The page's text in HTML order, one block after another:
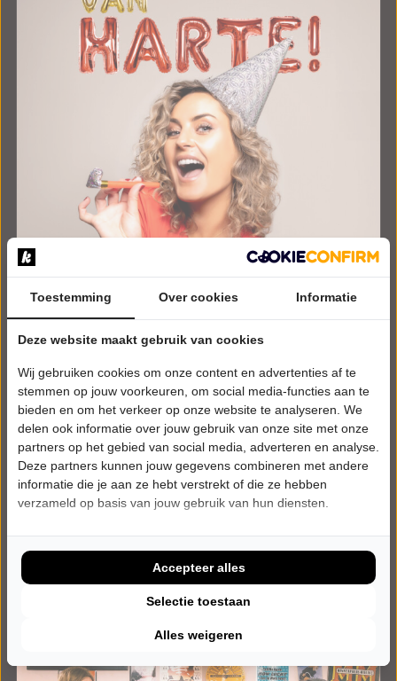
Iris Rulkens
Theaters aan Zee
Renesse
Try-out
CABARET
Tickets
Toestemming Over cookies Informatie
Deze website maakt gebruik van cookies
Wij gebruiken cookies om onze content en advertenties af te
stemmen op jouw voorkeuren, om social media-functies aan te
bieden en om het verkeer op onze website te analyseren. We
delen ook informatie over jouw gebruik van onze site met onze
partners op het gebied van social media, adverteren en analyse.
Deze partners kunnen jouw gegevens combineren met andere
informatie die je aan ze hebt verstrekt of die ze hebben
verzameld op basis van jouw gebruik van hun diensten.
Alles weigeren
Selectie toestaan
Accepteer alles